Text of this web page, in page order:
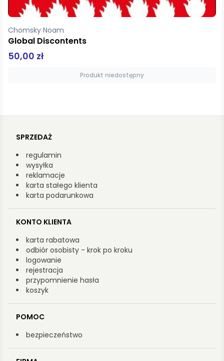
Singer Bernard
Moje Nalewki
Dodaj do koszyka
SPRZEDAŻ
regulamin
wysyłka
reklamacje
karta stałego klienta
karta podarunkowa
KONTO KLIENTA
karta rabatowa
odbiór osobisty - krok po kroku
logowanie
rejestracja
przypomnienie hasła
koszyk
POMOC
bezpieczeństwo